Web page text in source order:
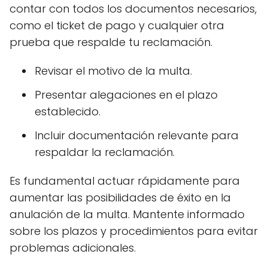
contar con todos los documentos necesarios,
como el ticket de pago y cualquier otra
prueba que respalde tu reclamación.
Revisar el motivo de la multa.
Presentar alegaciones en el plazo
establecido.
Incluir documentación relevante para
respaldar la reclamación.
Es fundamental actuar rápidamente para
aumentar las posibilidades de éxito en la
anulación de la multa. Mantente informado
sobre los plazos y procedimientos para evitar
problemas adicionales.